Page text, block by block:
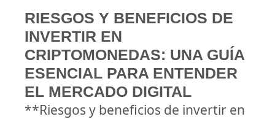
RIESGOS Y BENEFICIOS DE
INVERTIR EN
CRIPTOMONEDAS: UNA GUÍA
ESENCIAL PARA ENTENDER
EL MERCADO DIGITAL
**Riesgos y beneficios de invertir en